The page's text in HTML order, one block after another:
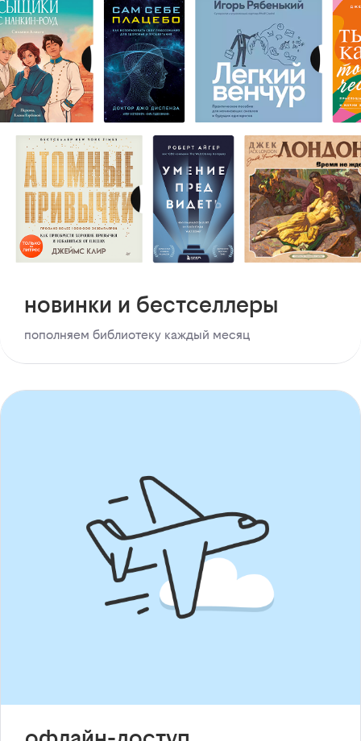
новинки и бестселлеры
пополняем библиотеку каждый месяц